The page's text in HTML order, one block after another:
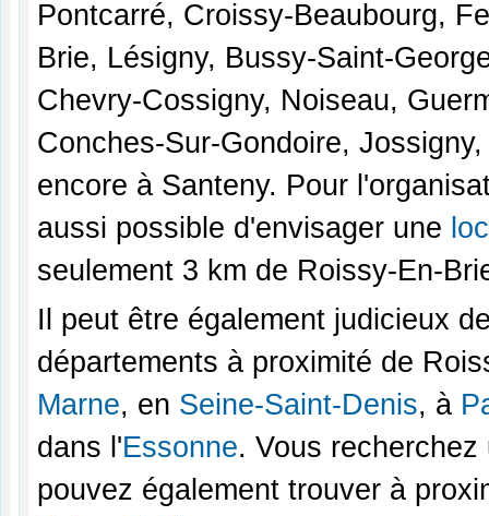
Pontcarré, Croissy-Beaubourg,
Brie, Lésigny, Bussy-Saint-
Chevry-Cossigny, Noiseau,
Conches-Sur-Gondoire,
encore à Santeny. Pour
aussi possible d'envisager une
seulement 3 km de Roissy-En-
Il peut être également judicieux
départements à proximité de
Marne, en Seine-Saint-Denis, à
dans l'Essonne. Vous
pouvez également trouver à